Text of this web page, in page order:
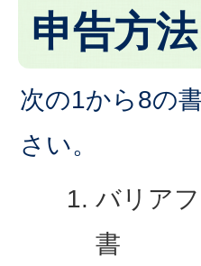
申告方法
次の1から8の
さい。
バリア
書